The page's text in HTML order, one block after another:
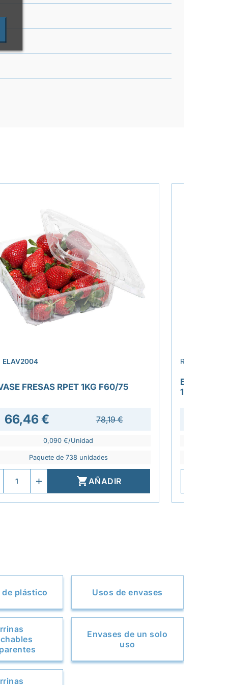
ELAV2004
FRESAS RPET 1KG F60/75
66,46 € 78,19 €
0,090 €/Unidad
Paquete de 738 unidades
AÑADIR
REF.
ENVASE
de plástico Usos de envases
Envases de un solo
uso